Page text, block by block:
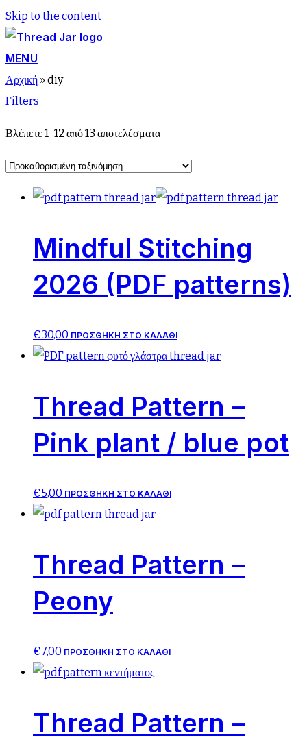
Skip to the content
MENU
Αρχική » diy
Filters
Βλέπετε 1–12 από 13 αποτελέσματα
Mindful Stitching
2026 (PDF patterns)
€30,00 ΠΡΟΣΘΉΚΗ ΣΤΟ ΚΑΛΆΘΙ
Thread Pattern –
Pink plant / blue pot
€5,00 ΠΡΟΣΘΉΚΗ ΣΤΟ ΚΑΛΆΘΙ
Thread Pattern –
Peony
€7,00 ΠΡΟΣΘΉΚΗ ΣΤΟ ΚΑΛΆΘΙ
Thread Pattern –